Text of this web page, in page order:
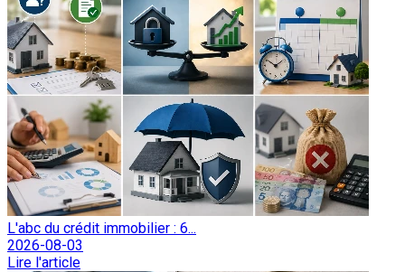
L'abc du crédit immobilier : 6...
2026-08-03
Lire l'article